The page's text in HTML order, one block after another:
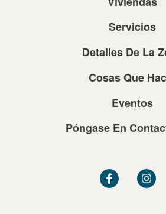
Servicios
Detalles De La
Cosas Que
Eventos
Póngase En